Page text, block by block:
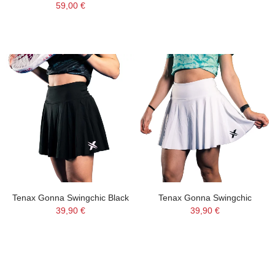
59,00 €
Tenax Gonna Swingchic Black
39,90 €
Tenax Gonna Swingchic
39,90 €